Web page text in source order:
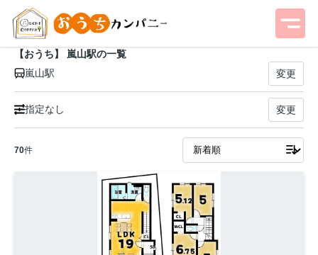
【おうち】 嵐山駅の一覧
嵐山駅
変更
指定なし 変更
70件